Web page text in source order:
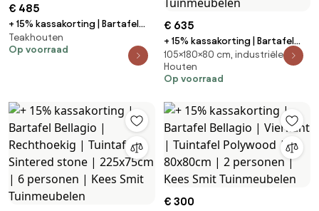
€ 485
+ 15% kassakorting | Bartafel
ROUGH | Vierkant | Tuintafel
Teakhout | 80x80cm | 2
Teakhouten
Op voorraad
€ 635
+ 15% kassakorting | Bartafel
ROUGH | Rechthoekig | Tuintafel
Teakhout | 180x80cm | 4
personen | Kees Smit
105×180×80 cm, industriële,
Houten
Op voorraad
€ 300